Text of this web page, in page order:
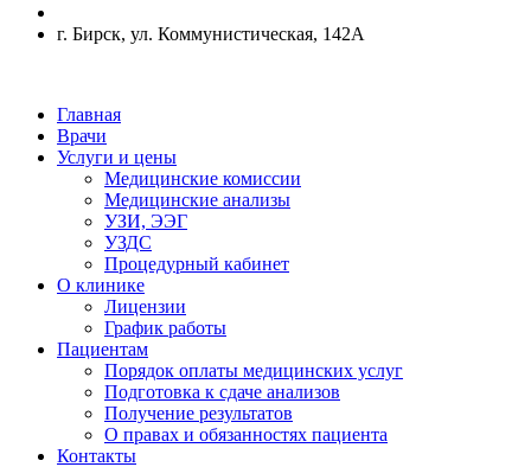
г. Бирск, ул. Коммунистическая, 142А
Главная
Врачи
Услуги и цены
Медицинские комиссии
Медицинские анализы
УЗИ, ЭЭГ
УЗДС
Процедурный кабинет
О клинике
Лицензии
График работы
Пациентам
Порядок оплаты медицинских услуг
Подготовка к сдаче анализов
Получение результатов
О правах и обязанностях пациента
Контакты